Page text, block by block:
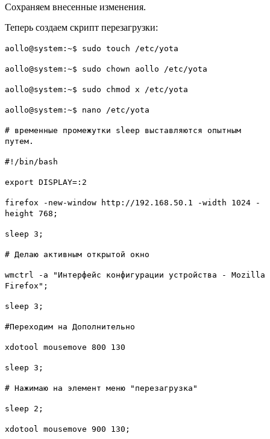
Сохраняем внесенные изменения.
Теперь создаем скрипт перезагрузки:
aollo@system:~$ sudo touch /etc/yota
aollo@system:~$ sudo chown aollo /etc/yota
aollo@system:~$ sudo chmod x /etc/yota
aollo@system:~$ nano /etc/yota
# временные промежутки sleep выставляются опытным
путем.
#!/bin/bash
export DISPLAY=:2
firefox -new-window http://192.168.50.1 -width 1024 -
height 768;
sleep 3;
# Делаю активным открытой окно
wmctrl -a "Интерфейс конфигурации устройства - Mozilla
Firefox";
sleep 3;
#Переходим на Дополнительно
xdotool mousemove 800 130
sleep 3;
# Нажимаю на элемент меню "перезагрузка"
sleep 2;
xdotool mousemove 900 130;